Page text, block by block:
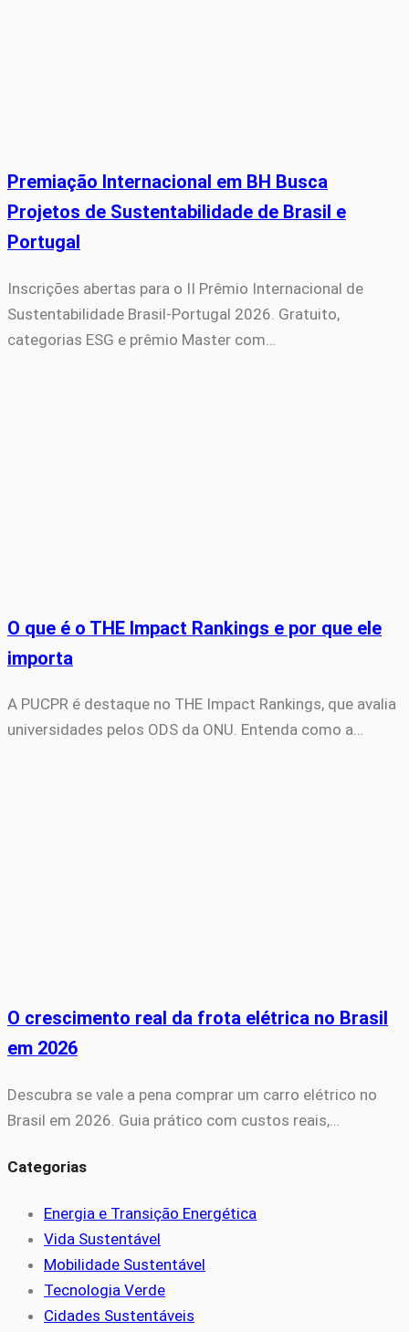
Premiação Internacional em BH Busca
Projetos de Sustentabilidade de Brasil e
Portugal
Inscrições abertas para o II Prêmio Internacional de
Sustentabilidade Brasil-Portugal 2026. Gratuito,
categorias ESG e prêmio Master com…
O que é o THE Impact Rankings e por que ele
importa
A PUCPR é destaque no THE Impact Rankings, que avalia
universidades pelos ODS da ONU. Entenda como a…
O crescimento real da frota elétrica no Brasil
em 2026
Descubra se vale a pena comprar um carro elétrico no
Brasil em 2026. Guia prático com custos reais,…
Categorias
Energia e Transição Energética
Vida Sustentável
Mobilidade Sustentável
Tecnologia Verde
Cidades Sustentáveis